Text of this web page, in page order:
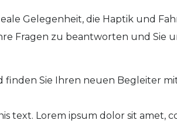
Gelegenheit, die Haptik und
Fragen zu beantworten und Sie
Sie Ihren neuen Begleiter
text. Lorem ipsum dolor sit amet,